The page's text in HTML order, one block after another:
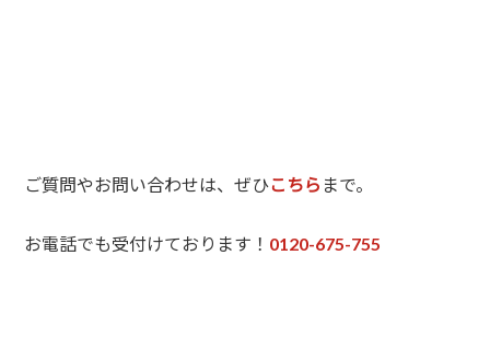
ご質問やお問い合わせは、ぜひこちら まで。
お電話でも受付けております！ 0120-675-755